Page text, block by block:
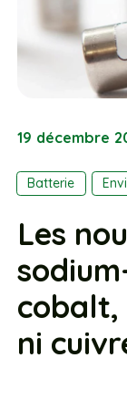
19 décembre
Batterie
Les
cobalt,
ni